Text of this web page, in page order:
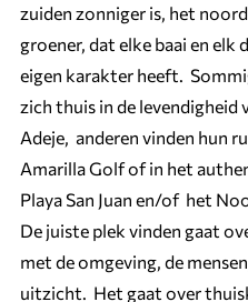
zuiden zonniger is, het
groener, dat elke baai en elk
eigen karakter heeft.
zich thuis in de levendigheid
Adeje,  anderen vinden hun
Amarilla Golf of in het
Playa San Juan en/of  het
De juiste plek vinden gaat
met de omgeving, de
uitzicht.  Het gaat over